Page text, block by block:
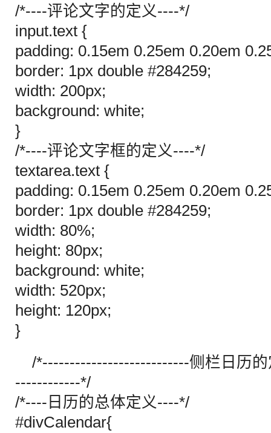
/*----评论文字的定义----*/
input.text {
padding: 0.15em 0.25em 0.20em
border: 1px double #284259;
width: 200px;
background: white;
}
/*----评论文字框的定义----*/
textarea.text {
padding: 0.15em 0.25em 0.20em
border: 1px double #284259;
width: 80%;
height: 80px;
background: white;
width: 520px;
height: 120px;
}
/*---------------------------侧栏日历
------------*/
/*----日历的总体定义----*/
#divCalendar{